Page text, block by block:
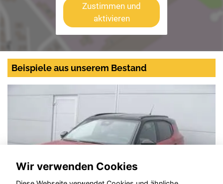
Zustimmen und
aktivieren
Beispiele aus unserem Bestand
Wir verwenden Cookies